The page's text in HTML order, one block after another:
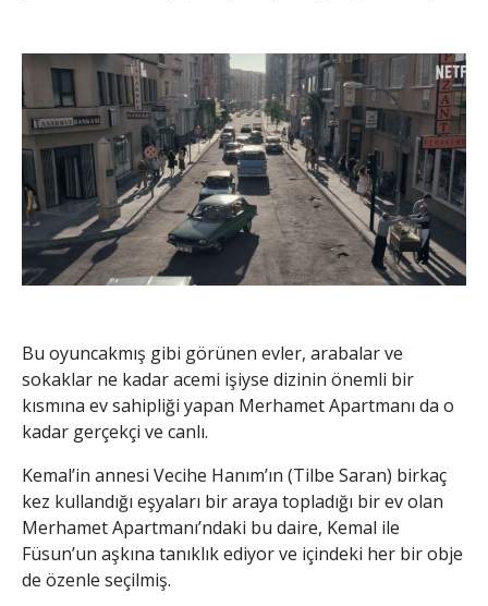
Bu oyuncakmış gibi görünen evler, arabalar ve
sokaklar ne kadar acemi işiyse dizinin önemli bir
kısmına ev sahipliği yapan Merhamet Apartmanı da o
kadar gerçekçi ve canlı.
Kemal’in annesi Vecihe Hanım’ın (Tilbe Saran) birkaç
kez kullandığı eşyaları bir araya topladığı bir ev olan
Merhamet Apartmanı’ndaki bu daire, Kemal ile
Füsun’un aşkına tanıklık ediyor ve içindeki her bir obje
de özenle seçilmiş.